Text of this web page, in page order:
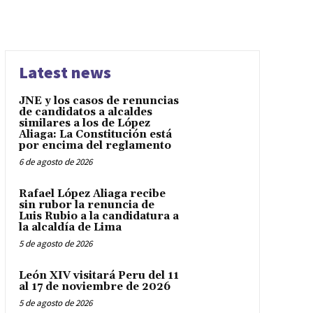
Latest news
JNE y los casos de renuncias
de candidatos a alcaldes
similares a los de López
Aliaga: La Constitución está
por encima del reglamento
6 de agosto de 2026
Rafael López Aliaga recibe
sin rubor la renuncia de
Luis Rubio a la candidatura a
la alcaldía de Lima
5 de agosto de 2026
León XIV visitará Peru del 11
al 17 de noviembre de 2026
5 de agosto de 2026